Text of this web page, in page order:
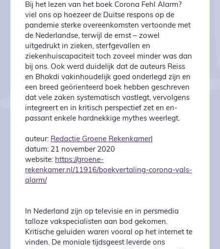
Bij het lezen van het boek Corona Fehl Alarm?
viel ons op hoezeer de Duitse respons op de
pandemie sterke overeenkomsten vertoonde met
de Nederlandse, terwijl de ernst – zowel
uitgedrukt in zieken, sterfgevallen en
ziekenhuiscapaciteit toch zoveel minder was dan
bij ons. Ook werd duidelijk dat de auteurs Reiss
en Bhakdi vakinhoudelijk goed onderlegd zijn en
een breed geörienteerd boek hebben geschreven
dat vele zaken systematisch vastlegt, vervolgens
integreert en in kritisch perspectief zet en en-
passantenkele hardnekkige mythes weerlegt.
auteur: Redactie Groene Rekenkamer|
datum: 21 november 2020
website: https://groene-
rekenkamer.nl/11916/boekvertaling-corona-vals-
alarm/
In Nederland zijn op televisie en in persmedia
talloze vakspecialisten aan bod gekomen.
Kritische geluiden waren vooral op het internet te
vinden. De moniale tijdsgeest leverde ons